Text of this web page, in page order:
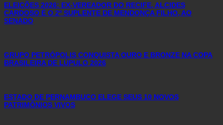
ELEIÇÕES 2026: EX-VEREADOR DO RECIFE, ALCIDES
CARDOSO É O 2º SUPLENTE DE MENDONÇA FILHO, AO
SENADO
GRUPO PETRÓPOLIS CONQUISTA OURO E BRONZE NA COPA
BRASILEIRA DE LÚPULO 2026
ESTADO DE PERNAMBUCO ELEGE SEUS 10 NOVOS
PATRIMÔNIOS VIVOS